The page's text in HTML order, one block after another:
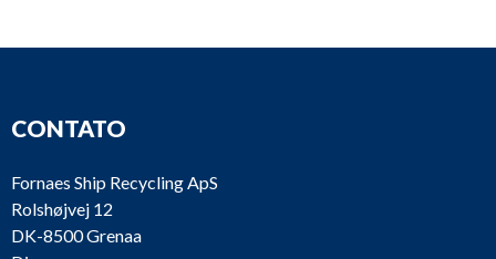
CONTATO
Fornaes Ship Recycling ApS
Rolshøjvej 12
DK-8500 Grenaa